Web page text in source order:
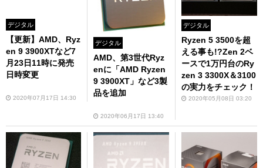
デジタル
【更新】AMD、Ryz
en 9 3900XTなど7
月23日11時に発売
日時変更
2020年07月17日 14:30
デジタル
AMD、第3世代Ryz
enに「AMD Ryzen
9 3900XT」など3製
品を追加
2020年06月17日 13:40
デジタル
Ryzen 5 3500を超
える事も!?Zen 2ベ
ースで1万円台のRy
zen 3 3300X＆3100
の実力をチェック！
2020年05月08日 03:20